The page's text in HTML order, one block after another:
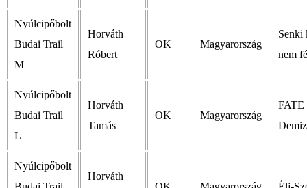
Nyúlcipőbolt
Budai Trail
M
Horváth
Róbert
OK Magyarország
Senki
nem
Nyúlcipőbolt
Budai Trail
L
Horváth
Tamás
OK Magyarország
FATE
Nyúlcipőbolt
Horváth